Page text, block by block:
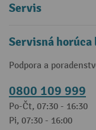
Servis
Servisná horúca
Podpora a
0800 109 999
Po-Čt, 07:30 - 16:30
Pi, 07:30 - 16:00